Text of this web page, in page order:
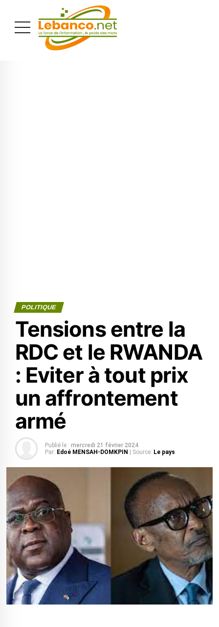
POLITIQUE
Tensions entre la
RDC et le RWANDA
: Eviter à tout prix
un affrontement
armé
Publié le : mercredi 21 février 2024
Par: Edoé MENSAH-DOMKPIN | Source: Le pays